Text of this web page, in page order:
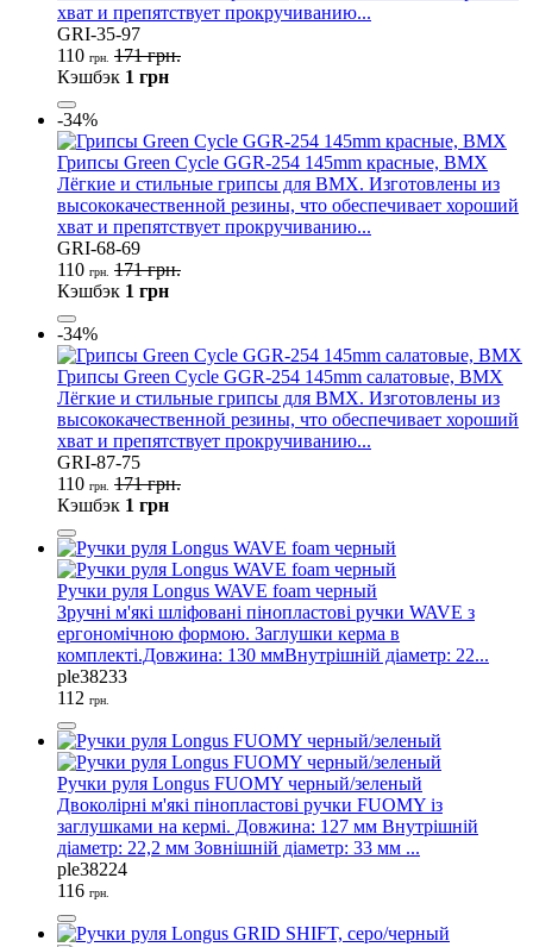
хват и препятствует прокручиванию...
GRI-35-97
110 грн.
171 грн.
Кэшбэк 1 грн
-34%
Грипсы Green Cycle GGR-254 145mm красные, BMX
Лёгкие и стильные грипсы для BMX. Изготовлены из
высококачественной резины, что обеспечивает хороший
хват и препятствует прокручиванию...
GRI-68-69
110 грн.
171 грн.
Кэшбэк 1 грн
-34%
Грипсы Green Cycle GGR-254 145mm салатовые, BMX
Лёгкие и стильные грипсы для BMX. Изготовлены из
высококачественной резины, что обеспечивает хороший
хват и препятствует прокручиванию...
GRI-87-75
110 грн.
171 грн.
Кэшбэк 1 грн
Ручки руля Longus WAVE foam черный
Зручні м'які шліфовані пінопластові ручки WAVE з
ергономічною формою. Заглушки керма в
комплекті.Довжина: 130 ммВнутрішній діаметр: 22...
ple38233
112 грн.
Ручки руля Longus FUOMY черный/зеленый
Двоколірні м'які пінопластові ручки FUOMY із
заглушками на кермі. Довжина: 127 мм Внутрішній
діаметр: 22,2 мм Зовнішній діаметр: 33 мм ...
ple38224
116 грн.